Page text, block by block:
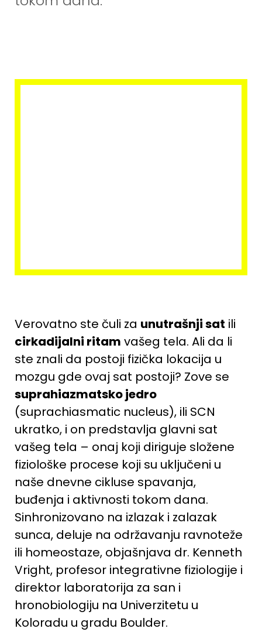
Verovatno ste čuli za unutrašnji sat ili
cirkadijalni ritam vašeg tela. Ali da li
ste znali da postoji fizička lokacija u
mozgu gde ovaj sat postoji? Zove se
suprahiazmatsko jedro
(suprachiasmatic nucleus), ili SCN
ukratko, i on predstavlja glavni sat
vašeg tela – onaj koji diriguje složene
fiziološke procese koji su uključeni u
naše dnevne cikluse spavanja,
buđenja i aktivnosti tokom dana.
Sinhronizovano na izlazak i zalazak
sunca, deluje na održavanju ravnoteže
ili homeostaze, objašnjava dr. Kenneth
Vright, profesor integrativne fiziologije i
direktor laboratorija za san i
hronobiologiju na Univerzitetu u
Koloradu u gradu Boulder.